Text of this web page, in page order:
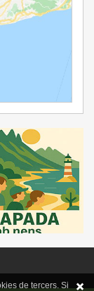
de tercers. Si